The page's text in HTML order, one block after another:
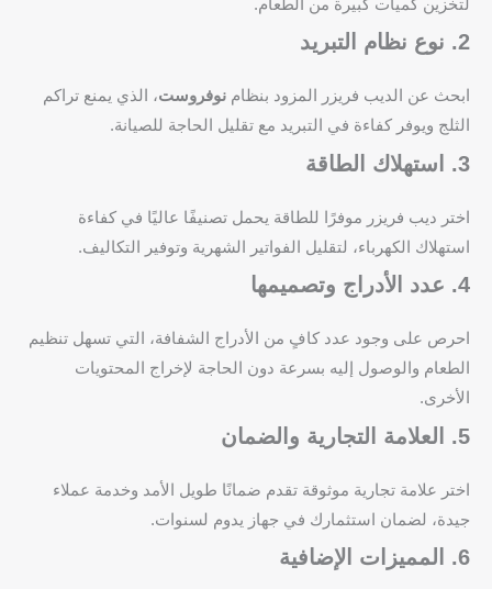
2. نوع نظام التبريد
ابحث عن الديب فريزر المزود بنظام نوفروست، الذي يمنع تراكم
الثلج ويوفر كفاءة في التبريد مع تقليل الحاجة للصيانة.
3. استهلاك الطاقة
اختر ديب فريزر موفرًا للطاقة يحمل تصنيفًا عاليًا في كفاءة
استهلاك الكهرباء، لتقليل الفواتير الشهرية وتوفير التكاليف.
4. عدد الأدراج وتصميمها
احرص على وجود عدد كافٍ من الأدراج الشفافة، التي تسهل تنظيم
الطعام والوصول إليه بسرعة دون الحاجة لإخراج المحتويات
الأخرى.
5. العلامة التجارية والضمان
اختر علامة تجارية موثوقة تقدم ضمانًا طويل الأمد وخدمة عملاء
جيدة، لضمان استثمارك في جهاز يدوم لسنوات.
6. المميزات الإضافية